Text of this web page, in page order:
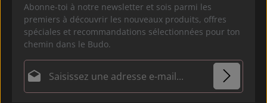
Abonne-toi à notre newsletter et sois parmi les
premiers à découvrir les nouveaux produits, offres
spéciales et recommandations sélectionnées pour ton
chemin dans le Budo.
Adresse e-mail*